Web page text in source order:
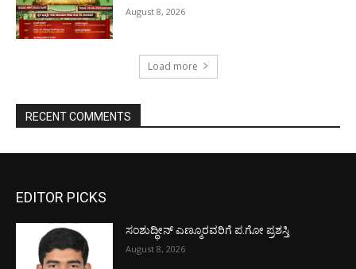
August 8, 2026
Load more
RECENT COMMENTS
EDITOR PICKS
ಸಂಶುದ್ಧೀನ್ ಎಣ್ಮೂರವರಿಗೆ ಪ.ಗೋ ಪ್ರಶಸ್ತಿ
August 8, 2026